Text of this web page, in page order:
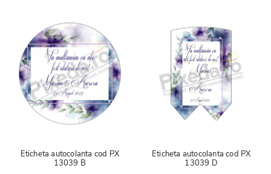
Eticheta autocolanta cod PX
13039 B
Eticheta autocolanta cod PX
13039 D